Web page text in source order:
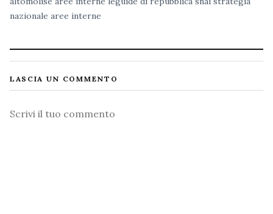
nazionale aree interne
LASCIA UN COMMENTO
Commento